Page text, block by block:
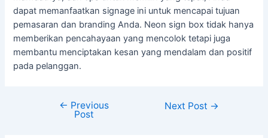
dapat memanfaatkan signage ini untuk mencapai tujuan
pemasaran dan branding Anda. Neon sign box tidak hanya
memberikan pencahayaan yang mencolok tetapi juga
membantu menciptakan kesan yang mendalam dan positif
pada pelanggan.
← Previous
Post
Next Post →